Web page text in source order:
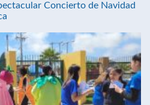
Concierto de Navidad